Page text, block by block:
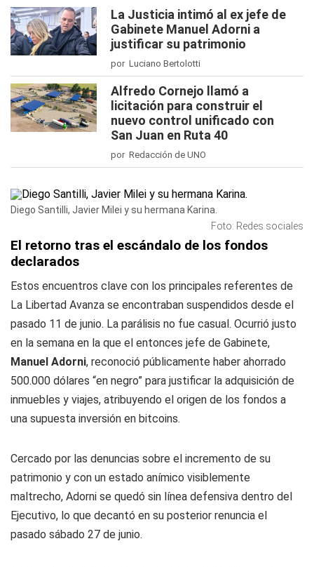
La Justicia intimó al ex jefe de
Gabinete Manuel Adorni a
justificar su patrimonio
por Luciano Bertolotti
Alfredo Cornejo llamó a
licitación para construir el
nuevo control unificado con
San Juan en Ruta 40
por Redacción de UNO
Diego Santilli, Javier Milei y su hermana Karina.
Foto: Redes sociales
El retorno tras el escándalo de los fondos
declarados
Estos encuentros clave con los principales referentes de
La Libertad Avanza se encontraban suspendidos desde el
pasado 11 de junio. La parálisis no fue casual. Ocurrió justo
en la semana en la que el entonces jefe de Gabinete,
Manuel Adorni, reconoció públicamente haber ahorrado
500.000 dólares “en negro” para justificar la adquisición de
inmuebles y viajes, atribuyendo el origen de los fondos a
una supuesta inversión en bitcoins.
Cercado por las denuncias sobre el incremento de su
patrimonio y con un estado anímico visiblemente
maltrecho, Adorni se quedó sin línea defensiva dentro del
Ejecutivo, lo que decantó en su posterior renuncia el
pasado sábado 27 de junio.